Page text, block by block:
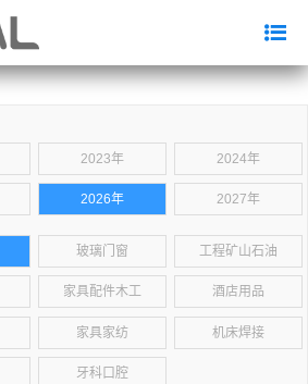
2023年 2024年
2026年 2027年
玻璃门窗 工程矿山石油
家具配件木工 酒店用品
家具家纺 机床焊接
牙科口腔